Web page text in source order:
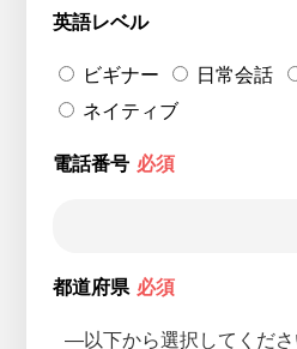
英語レベル
ビギナー 日常会話
ネイティブ
電話番号 必須
都道府県 必須